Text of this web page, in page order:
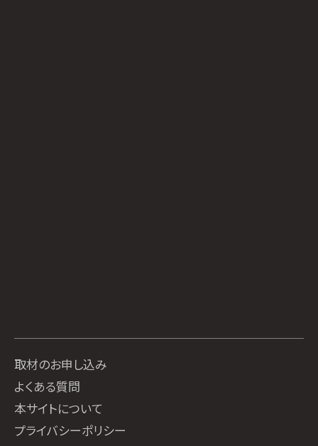
取材のお申し込み
よくある質問
本サイトについて
プライバシーポリシー